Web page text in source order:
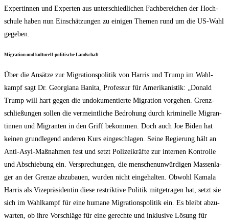
Exper­tin­nen und Exper­ten aus unter­schied­li­chen Fach­be­rei­chen der Hoch­
schu­le haben nun Ein­schät­zun­gen zu eini­gen The­men rund um die US-Wahl
gegeben.
Migra­ti­on und kul­tu­rell-poli­ti­sche Landschaft
Über die Ansät­ze zur Migra­ti­ons­po­li­tik von Har­ris und Trump im Wahl­
kampf sagt Dr. Geor­gi­a­na Bani­ta, Pro­fes­sur für Ame­ri­ka­nis­tik: „Donald
Trump will hart gegen die undo­ku­men­tier­te Migra­ti­on vor­ge­hen. Grenz­
schlie­ßun­gen sol­len die ver­meint­li­che Bedro­hung durch kri­mi­nel­le Migran­
tin­nen und Migran­ten in den Griff bekom­men. Doch auch Joe Biden hat
kei­nen grund­le­gend ande­ren Kurs ein­ge­schla­gen. Sei­ne Regie­rung hält an
Anti-Asyl-Maß­nah­men fest und setzt Poli­zei­kräf­te zur inter­nen Kon­trol­le
und Abschie­bung ein. Ver­spre­chun­gen, die men­schen­un­wür­di­gen Mas­sen­la­
ger an der Gren­ze abzu­bau­en, wur­den nicht ein­ge­hal­ten. Obwohl Kama­la
Har­ris als Vize­prä­si­den­tin die­se restrik­ti­ve Poli­tik mit­ge­tra­gen hat, setzt sie
sich im Wahl­kampf für eine huma­ne Migra­ti­ons­po­li­tik ein. Es bleibt abzu­
war­ten, ob ihre Vor­schlä­ge für eine gerech­te und inklu­si­ve Lösung für